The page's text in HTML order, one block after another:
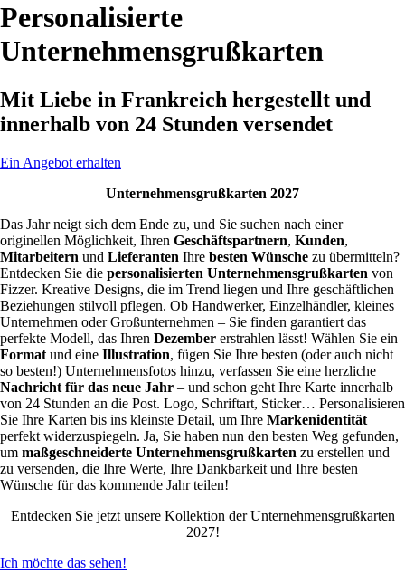
Personalisierte
Unternehmensgrußkarten
Mit Liebe in Frankreich hergestellt und
innerhalb von 24 Stunden versendet
Ein Angebot erhalten
Unternehmensgrußkarten 2027
Das Jahr neigt sich dem Ende zu, und Sie suchen nach einer
originellen Möglichkeit, Ihren Geschäftspartnern, Kunden,
Mitarbeitern und Lieferanten Ihre besten Wünsche zu übermitteln?
Entdecken Sie die personalisierten Unternehmensgrußkarten von
Fizzer. Kreative Designs, die im Trend liegen und Ihre geschäftlichen
Beziehungen stilvoll pflegen. Ob Handwerker, Einzelhändler, kleines
Unternehmen oder Großunternehmen – Sie finden garantiert das
perfekte Modell, das Ihren Dezember erstrahlen lässt! Wählen Sie ein
Format und eine Illustration, fügen Sie Ihre besten (oder auch nicht
so besten!) Unternehmensfotos hinzu, verfassen Sie eine herzliche
Nachricht für das neue Jahr – und schon geht Ihre Karte innerhalb
von 24 Stunden an die Post. Logo, Schriftart, Sticker… Personalisieren
Sie Ihre Karten bis ins kleinste Detail, um Ihre Markenidentität
perfekt widerzuspiegeln. Ja, Sie haben nun den besten Weg gefunden,
um maßgeschneiderte Unternehmensgrußkarten zu erstellen und
zu versenden, die Ihre Werte, Ihre Dankbarkeit und Ihre besten
Wünsche für das kommende Jahr teilen!
Entdecken Sie jetzt unsere Kollektion der Unternehmensgrußkarten
2027!
Ich möchte das sehen!